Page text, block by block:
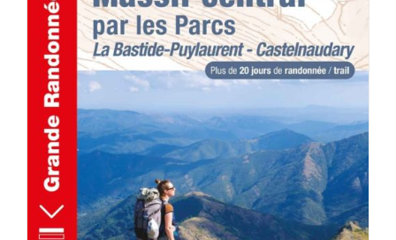
AJOUTER AU PANIER / DÉTAILS